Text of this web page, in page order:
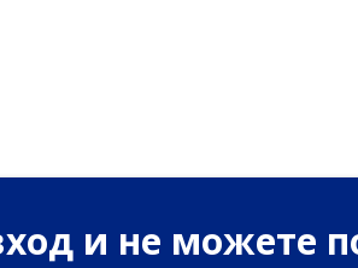
и не можете